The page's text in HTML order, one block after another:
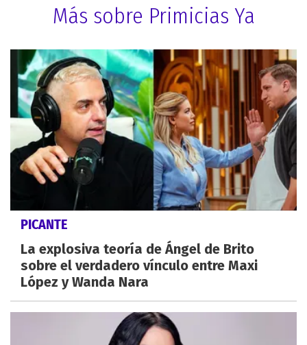
Más sobre Primicias Ya
PICANTE
La explosiva teoría de Ángel de Brito
sobre el verdadero vínculo entre Maxi
López y Wanda Nara